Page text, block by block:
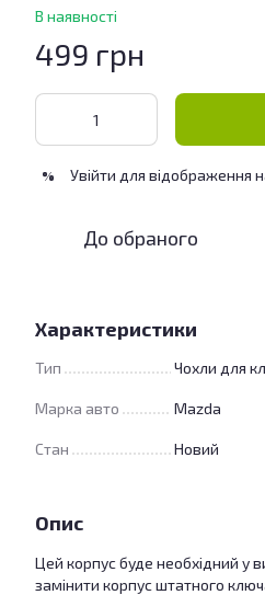
В наявності
499 грн
% Увійти для відображення
До обраного
Характеристики
Тип Чохли для
Марка авто Mazda
Стан Новий
Опис
Цей корпус буде необхідний у
замінити корпус штатного